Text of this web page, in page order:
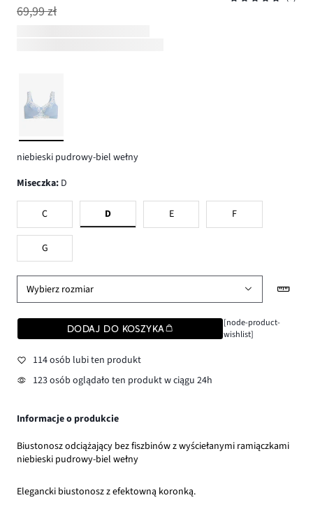
69,99 zł
niebieski pudrowy-biel wełny
Miseczka: D
C D E F
G
Wybierz rozmiar
DODAJ DO KOSZYKA
[node-product-
wishlist]
114 osób lubi ten produkt
123 osób oglądało ten produkt w ciągu 24h
Informacje o produkcie
Biustonosz odciążający bez fiszbinów z wyściełanymi ramiączkami
niebieski pudrowy-biel wełny
Elegancki biustonosz z efektowną koronką.